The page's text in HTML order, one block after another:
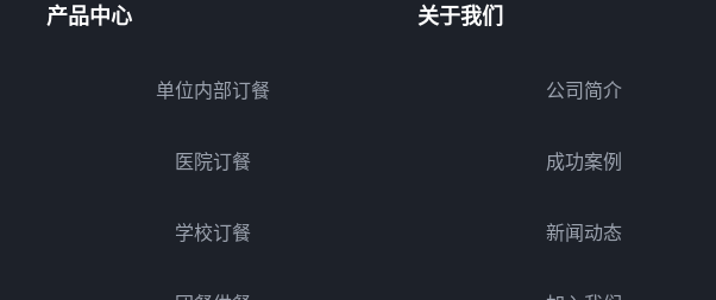
产品中心
单位内部订餐
医院订餐
学校订餐
关于我们
公司简介
成功案例
新闻动态